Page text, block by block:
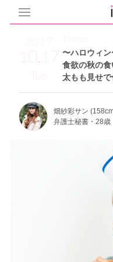
2017
10.17
Tue
〜ハロウィン
食欲の秋の
太もも見せ
Theme
畑紗彩サン
弁護士秘書・28歳